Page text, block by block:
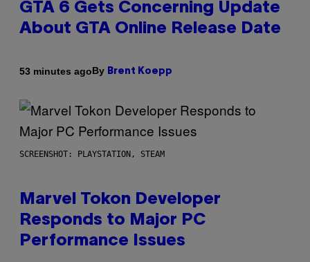
GTA 6 Gets Concerning Update
About GTA Online Release Date
53 minutes agoBy Brent Koepp
SCREENSHOT: PLAYSTATION, STEAM
Marvel Tokon Developer
Responds to Major PC
Performance Issues